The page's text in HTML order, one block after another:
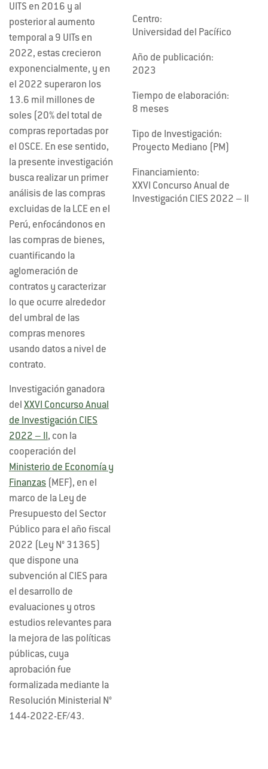
UITS en 2016 y al
posterior al aumento
temporal a 9 UITs en
2022, estas crecieron
exponencialmente, y en
el 2022 superaron los
13.6 mil millones de
soles (20% del total de
compras reportadas por
el OSCE. En ese sentido,
la presente investigación
busca realizar un primer
análisis de las compras
excluidas de la LCE en el
Perú, enfocándonos en
las compras de bienes,
cuantificando la
aglomeración de
contratos y caracterizar
lo que ocurre alrededor
del umbral de las
compras menores
usando datos a nivel de
contrato.
Investigación ganadora
del XXVI Concurso Anual
de Investigación CIES
2022 – II , con la
cooperación del
Ministerio de Economía y
Finanzas (MEF), en el
marco de la Ley de
Presupuesto del Sector
Público para el año fiscal
2022 (Ley N° 31365)
que dispone una
subvención al CIES para
el desarrollo de
evaluaciones y otros
estudios relevantes para
la mejora de las políticas
públicas, cuya
aprobación fue
formalizada mediante la
Resolución Ministerial N°
144-2022-EF/43.
Centro:
Universidad del Pacífico
Año de publicación:
2023
Tiempo de elaboración:
8 meses
Tipo de Investigación:
Proyecto Mediano (PM)
Financiamiento:
XXVI Concurso Anual de
Investigación CIES 2022 – II